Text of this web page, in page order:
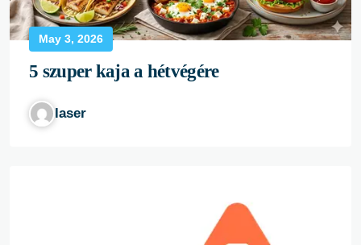
May 3, 2026
5 szuper kaja a hétvégére
laser